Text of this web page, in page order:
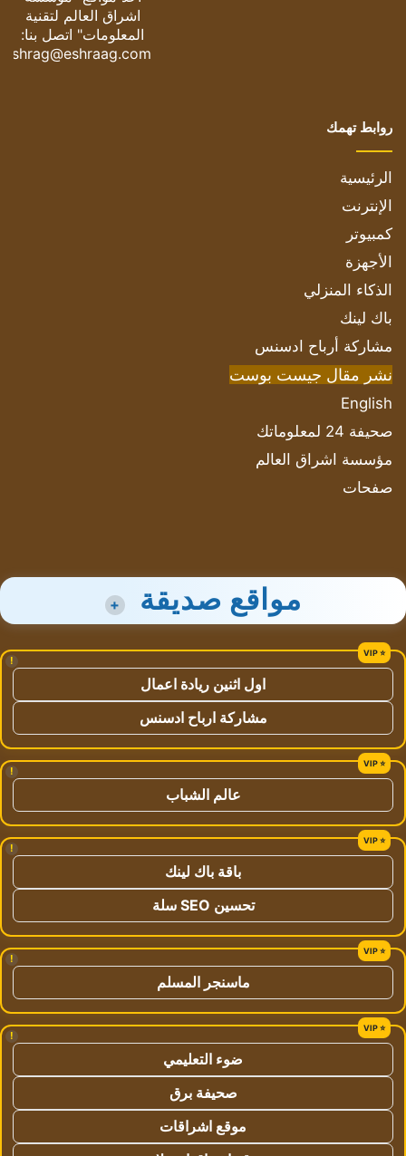
اشراق العالم لتقنية
المعلومات" اتصل بنا:
eshrag@eshraag.com
روابط تهمك
الرئيسية
الإنترنت
كمبيوتر
الأجهزة
الذكاء المنزلي
باك لينك
مشاركة أرباح ادسنس
نشر مقال جيست بوست
English
صحيفة 24 لمعلوماتك
مؤسسة اشراق العالم
صفحات
مواقع صديقة +
!
اول اثنين ريادة اعمال
مشاركة ارباح ادسنس
!
عالم الشباب
!
باقة باك لينك
تحسين SEO سلة
!
ماسنجر المسلم
!
ضوء التعليمي
صحيفة برق
موقع اشراقات